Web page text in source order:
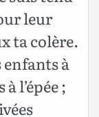
leur
ta colère.
à
l’épée ;